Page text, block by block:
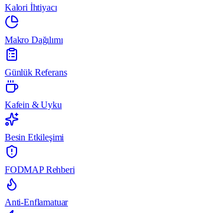
Kalori İhtiyacı
Makro Dağılımı
Günlük Referans
Kafein & Uyku
Besin Etkileşimi
FODMAP Rehberi
Anti-Enflamatuar